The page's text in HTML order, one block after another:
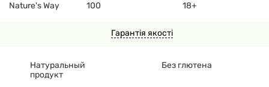
Гарантія якості
Натуральный
продукт
Без глютена
Nature's Way 100 18+